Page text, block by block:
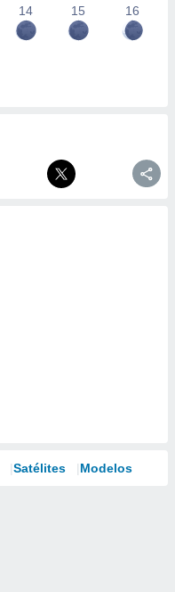
14 15 16
Satélites Modelos